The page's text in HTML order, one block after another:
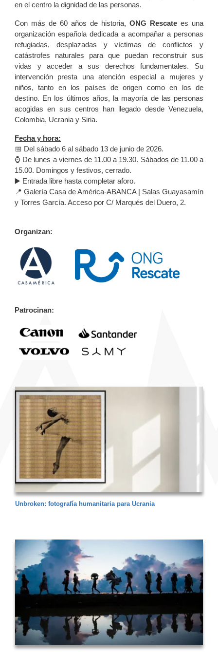
en el centro la dignidad de las personas.
Con más de 60 años de historia, ONG Rescate es una
organización española dedicada a acompañar a personas
refugiadas, desplazadas y víctimas de conflictos y
catástrofes naturales para que puedan reconstruir sus
vidas y acceder a sus derechos fundamentales. Su
intervención presta una atención especial a mujeres y
niños, tanto en los países de origen como en los de
destino. En los últimos años, la mayoría de las personas
acogidas en sus centros han llegado desde Venezuela,
Colombia, Ucrania y Siria.
Fecha y hora:
📅 Del sábado 6 al sábado 13 de junio de 2026.
⌚️ De lunes a viernes de 11.00 a 19.30. Sábados de 11.00 a
15.00. Domingos y festivos, cerrado.
▶️ Entrada libre hasta completar aforo.
📍 Galería Casa de América-ABANCA | Salas Guayasamín
y Torres García. Acceso por C/ Marqués del Duero, 2.
Organizan:
Patrocinan:
Unbroken: fotografía humanitaria para Ucrania